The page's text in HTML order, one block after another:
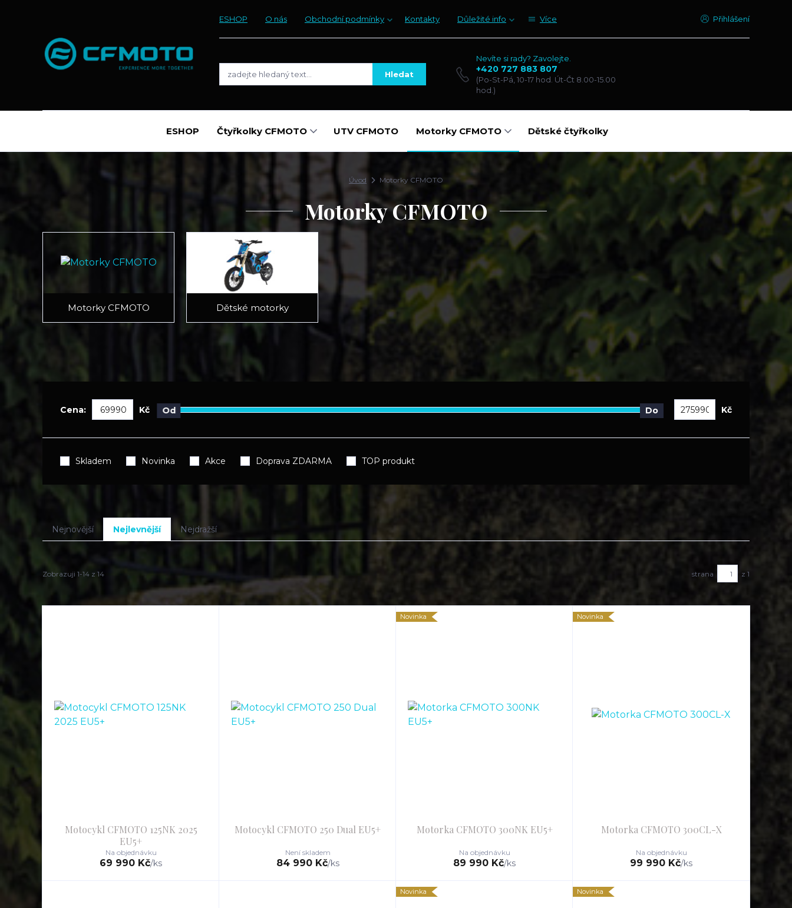
ESHOP O nás Obchodní podmínky Kontakty Důležité info Více Přihlášení
Hledat
Nevíte si rady? Zavolejte.
+420 727 883 807
(Po-St-Pá, 10-17 hod. Út-Čt 8.00-15.00
hod.)
ESHOP Čtyřkolky CFMOTO UTV CFMOTO Motorky CFMOTO Dětské čtyřkolky
Úvod Motorky CFMOTO
Motorky CFMOTO
Motorky CFMOTO Dětské motorky
Cena: Kč Od Do Kč
Skladem Novinka Akce Doprava ZDARMA TOP produkt
Nejnovější Nejlevnější Nejdražší
Zobrazuji 1-14 z 14 strana z 1
Motocykl CFMOTO 125NK 2025
EU5+
69 990 Kč/ks
Na objednávku
Motocykl CFMOTO 250 Dual EU5+
84 990 Kč/ks
Není skladem
Novinka
Motorka CFMOTO 300NK EU5+
89 990 Kč/ks
Na objednávku
Novinka
Motorka CFMOTO 300CL-X
99 990 Kč/ks
Na objednávku
Novinka Novinka